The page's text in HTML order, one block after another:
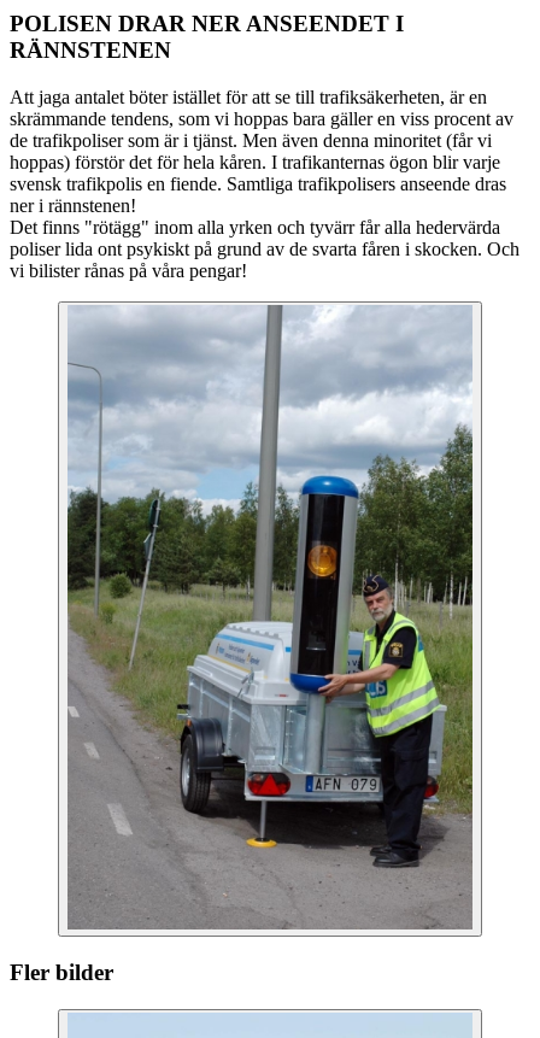
POLISEN DRAR NER ANSEENDET I
RÄNNSTENEN
Att jaga antalet böter istället för att se till trafiksäkerheten, är en
skrämmande tendens, som vi hoppas bara gäller en viss procent av
de trafikpoliser som är i tjänst. Men även denna minoritet (får vi
hoppas) förstör det för hela kåren. I trafikanternas ögon blir varje
svensk trafikpolis en fiende. Samtliga trafikpolisers anseende dras
ner i rännstenen!
Det finns "rötägg" inom alla yrken och tyvärr får alla hedervärda
poliser lida ont psykiskt på grund av de svarta fåren i skocken. Och
vi bilister rånas på våra pengar!
Fler bilder